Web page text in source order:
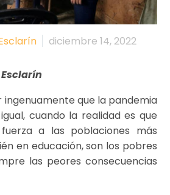
diciembre 14, 2022
ingenuamente que la pandemia
cuando la realidad es que
a las poblaciones más
en educación, son los pobres
las peores consecuencias